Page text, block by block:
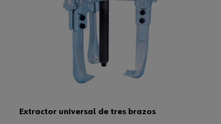
Extractor universal de tres brazos